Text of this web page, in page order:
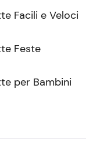
Facili e Veloci
Feste
per Bambini